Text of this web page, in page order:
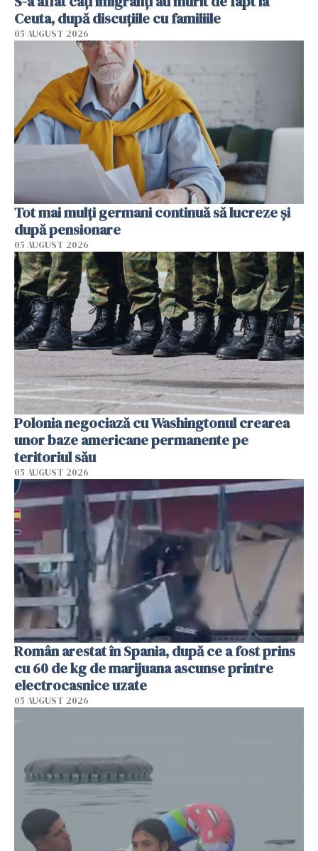
Ceuta, după discuțiile cu familiile
05 AUGUST 2026
Tot mai mulți germani continuă să lucreze și
după pensionare
05 AUGUST 2026
Polonia negociază cu Washingtonul crearea
unor baze americane permanente pe
teritoriul său
05 AUGUST 2026
Român arestat în Spania, după ce a fost prins
cu 60 de kg de marijuana ascunse printre
electrocasnice uzate
05 AUGUST 2026